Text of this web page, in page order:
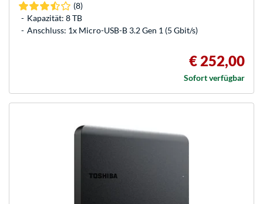
(8)
Kapazität: 8 TB
Anschluss: 1x Micro-USB-B 3.2 Gen 1 (5 Gbit/s)
€ 252,00
Sofort verfügbar